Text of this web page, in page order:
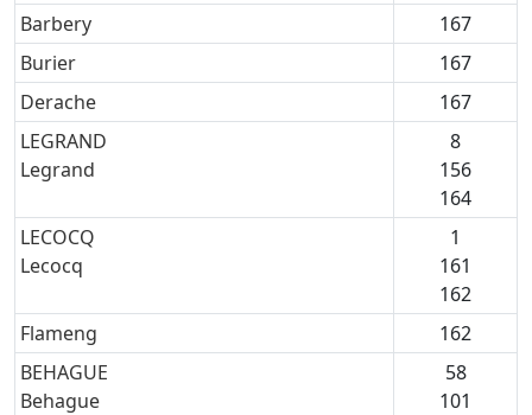
Barbery
167
Burier
167
Derache
167
LEGRAND
Legrand
8
156
164
LECOCQ
Lecocq
1
161
162
Flameng
162
BEHAGUE
Behague
58
101